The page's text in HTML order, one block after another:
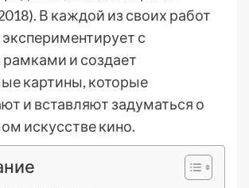
В каждой из своих работ
с
и создает
картины, которые
и вставляют задуматься о
искусстве кино.